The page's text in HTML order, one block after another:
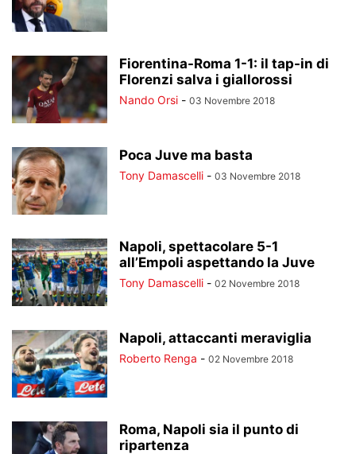
Fiorentina-Roma 1-1: il tap-in di
Florenzi salva i giallorossi
Nando Orsi - 03 Novembre 2018
Poca Juve ma basta
Tony Damascelli - 03 Novembre 2018
Napoli, spettacolare 5-1
all’Empoli aspettando la Juve
Tony Damascelli - 02 Novembre 2018
Napoli, attaccanti meraviglia
Roberto Renga - 02 Novembre 2018
Roma, Napoli sia il punto di
ripartenza